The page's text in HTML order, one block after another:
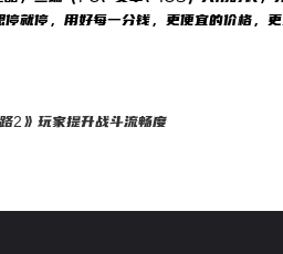
就停，用好每一分钱，更便宜的价格，
2》玩家提升战斗流畅度